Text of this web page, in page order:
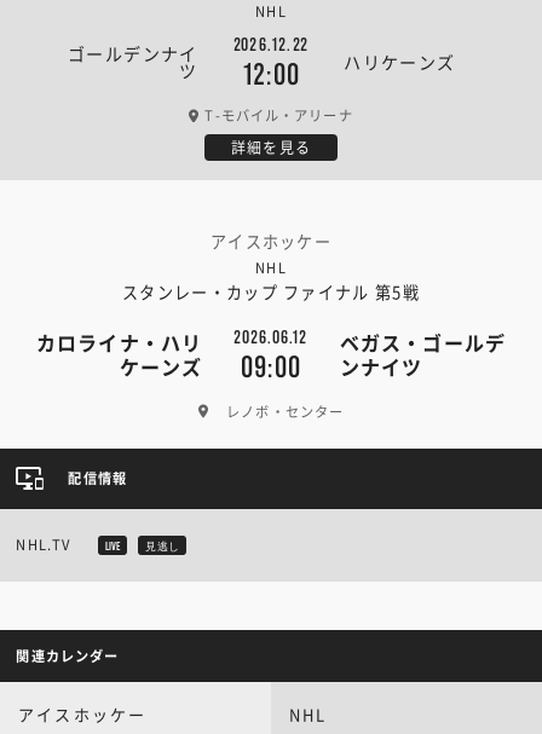
ゴールデンナイ
ツ
2026.12.22
12:00 ハリケーンズ
NHL
T-モバイル・アリーナ
詳細を見る
アイスホッケー
NHL
スタンレー・カップ ファイナル 第5戦
カロライナ・ハリ
ケーンズ
2026.06.12
09:00
ベガス・ゴールデ
ンナイツ
レノボ・センター
配信情報
NHL.TV LIVE 見逃し
関連カレンダー
アイスホッケー NHL